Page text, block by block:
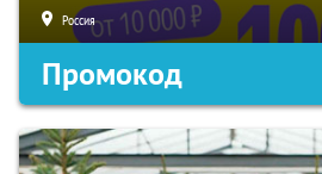
Россия
Промокод